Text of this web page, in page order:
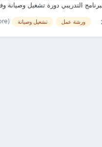
التدريبي دورة تشغيل وصيانة
جوال / واتساب / ڨايبر / لاين /
ورشة عمل تشغيل وصيانة (and 3 more)